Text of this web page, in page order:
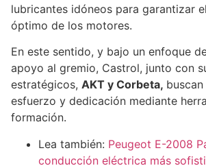
lubricantes idóneos para garantizar
óptimo de los motores.
En este sentido, y bajo un enfoque
apoyo al gremio, Castrol, junto con
estratégicos, AKT y Corbeta,
esfuerzo y dedicación mediante
formación.
Lea también: Peugeot E-2008
conducción eléctrica más